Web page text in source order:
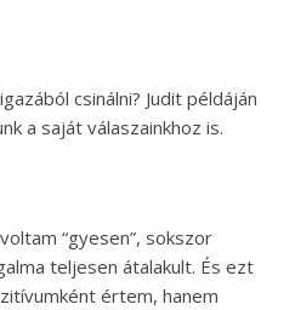
csinálni? Judit példáján
a saját válaszainkhoz is.
“gyesen”, sokszor
teljesen átalakult. És ezt
értem, hanem